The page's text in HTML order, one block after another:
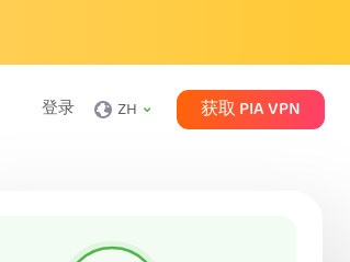
登录 ZH 获取 PIA VPN